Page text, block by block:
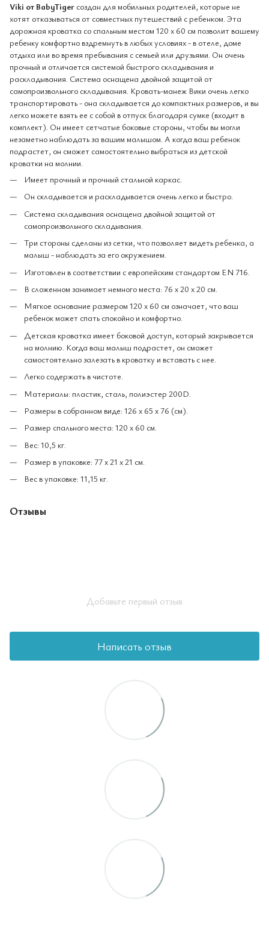
Viki от BabyTiger создан для мобильных родителей, которые не
хотят отказываться от совместных путешествий с ребенком. Эта
дорожная кроватка со спальным местом 120 х 60 см позволит вашему
ребенку комфортно вздремнуть в любых условиях - в отеле, доме
отдыха или во время пребывания с семьей или друзьями. Он очень
прочный и отличается системой быстрого складывания и
раскладывания. Система оснащена двойной защитой от
самопроизвольного складывания. Кровать-манеж Вики очень легко
транспортировать - она ​​складывается до компактных размеров, и вы
легко можете взять ее с собой в отпуск благодаря сумке (входит в
комплект). Он имеет сетчатые боковые стороны, чтобы вы могли
незаметно наблюдать за вашим малышом. А когда ваш ребенок
подрастет, он сможет самостоятельно выбраться из детской
кроватки на молнии.
Имеет прочный и прочный стальной каркас.
Он складывается и раскладывается очень легко и быстро.
Система складывания оснащена двойной защитой от
самопроизвольного складывания.
Три стороны сделаны из сетки, что позволяет видеть ребенка, а
малыш - наблюдать за его окружением.
Изготовлен ​​в соответствии с европейским стандартом EN 716.
В сложенном занимает немного места: 76 х 20 х 20 см.
Мягкое основание размером 120 x 60 см означает, что ваш
ребенок может спать спокойно и комфортно.
Детская кроватка имеет боковой доступ, который закрывается
на молнию. Когда ваш малыш подрастет, он сможет
самостоятельно залезать в кроватку и вставать с нее.
Легко содержать в чистоте.
Материалы: пластик, сталь, полиэстер 200D.
Размеры в собранном виде: 126 x 65 x 76 (см).
Размер спального места: 120 х 60 см.
Вес: 10,5 кг.
Размер в упаковке: 77 x 21 x 21 см.
Вес в упаковке: 11,15 кг.
Отзывы
Добавьте первый отзыв
Написать отзыв